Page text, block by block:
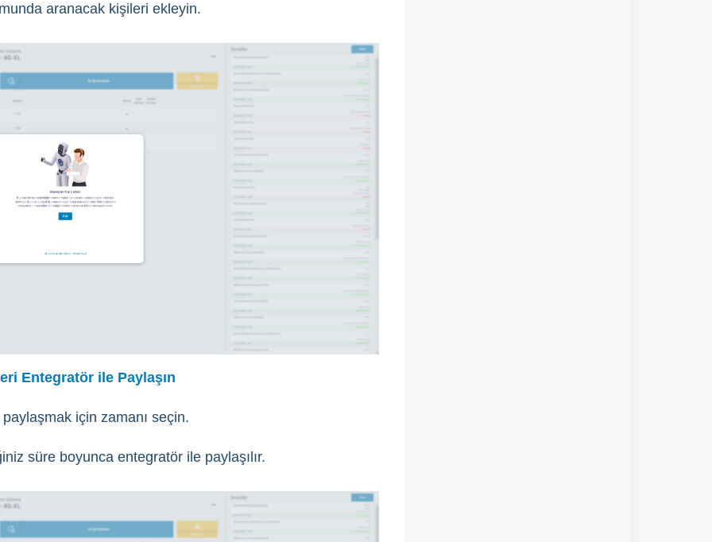
aranacak kişileri ekleyin.
Entegratör ile Paylaşın
için zamanı seçin.
süre boyunca entegratör ile paylaşılır.